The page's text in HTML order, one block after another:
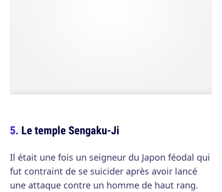
Le temple Sengaku-Ji
Il était une fois un seigneur du Japon féodal qui
fut contraint de se suicider après avoir lancé
une attaque contre un homme de haut rang.